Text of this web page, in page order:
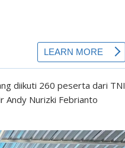
diikuti 260 peserta dari TNI
Andy Nurizki Febrianto